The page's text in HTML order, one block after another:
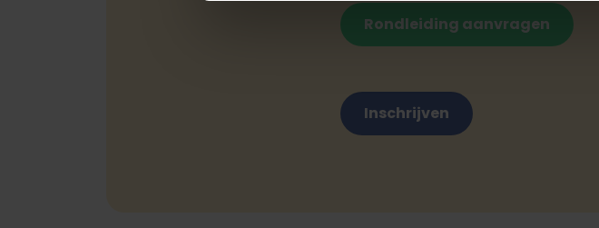
Rondleiding aanvragen
Inschrijven